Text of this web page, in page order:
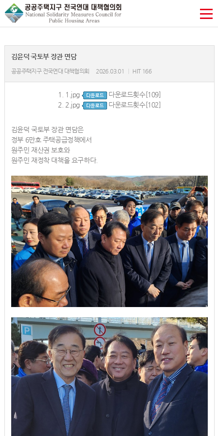
김윤덕 국토부 장관 면담
공공주택지구 전국연대 대책협의회 2026.03.01 HIT 166
1. 1.jpg
다운로드횟수[109]
2. 2.jpg 다운로드횟수[102]
김윤덕 국토부 장관 면담은
정부 6만호 주택공급정책에서
원주민 재산권 보호와
원주민 재정착 대책을 요구하다.